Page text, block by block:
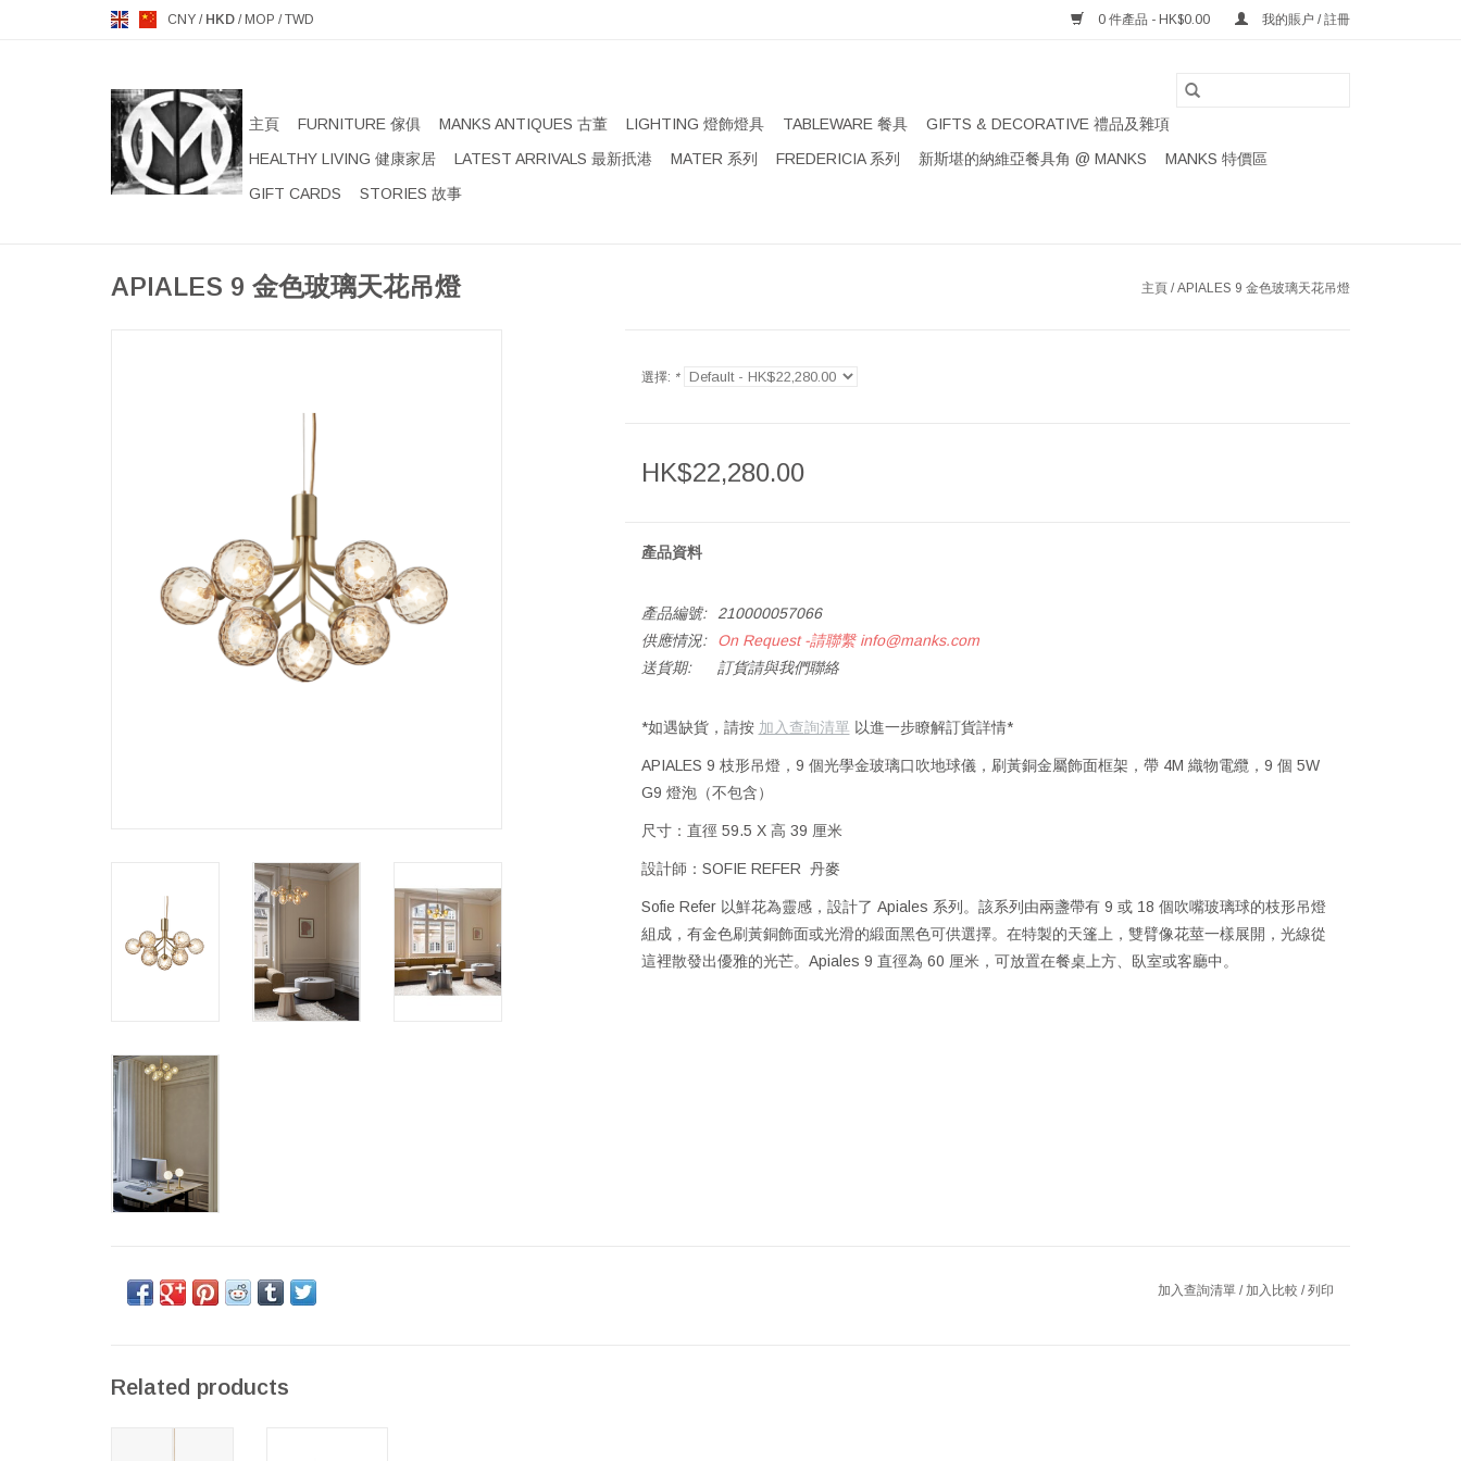
CNY / HKD / MOP /TWD 0 件產品 - HK$0.00 我的賬户 / 註冊
主頁 FURNITURE 傢俱 MANKS ANTIQUES 古董 LIGHTING 燈飾燈具 TABLEWARE 餐具
GIFTS & DECORATIVE 禮品及雜項
HEALTHY LIVING 健康家居
LATEST ARRIVALS 最新扺港 MATER 系列 FREDERICIA 系列 新斯堪的納維亞餐具角 @ MANKS
MANKS 特價區
GIFT CARDS
STORIES 故事
APIALES 9 金色玻璃天花吊燈 主頁 /APIALES 9 金色玻璃天花吊燈
選擇: *
HK$22,280.00
產品資料
產品編號:
210000057066
供應情況:
On Request -請聯繫info@manks.com
送貨期:
訂貨請與我們聯絡
*如遇缺貨，請按 加入查詢清單 以進一步瞭解訂貨詳情*
APIALES 9 枝形吊燈，9 個光學金玻璃口吹地球儀，刷黃銅金屬飾面框架，帶 4M 織物電纜，9 個 5W
G9 燈泡（不包含）
尺寸：直徑 59.5 X 高 39 厘米
設計師：SOFIE REFER 丹麥
Sofie Refer 以鮮花為靈感，設計了 Apiales 系列。該系列由兩盞帶有 9 或 18 個吹嘴玻璃球的枝形吊燈
組成，有金色刷黃銅飾面或光滑的緞面黑色可供選擇。在特製的天篷上，雙臂像花莖一樣展開，光線從
這裡散發出優雅的光芒。Apiales 9 直徑為 60 厘米，可放置在餐桌上方、臥室或客廳中。
加入查詢清單 / 加入比較 /列印
Related products